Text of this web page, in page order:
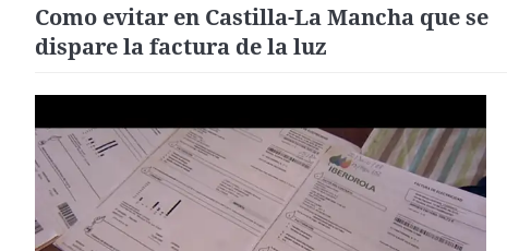
Como evitar en Castilla-La Mancha que se
dispare la factura de la luz